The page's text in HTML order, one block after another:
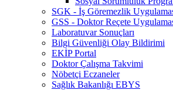
SGK - İş Göremezlik
GSS - Doktor Reçete
Laboratuvar Sonuçları
Bilgi Güvenliği Olay Bildirimi
EKİP Portal
Doktor Çalışma Takvimi
Nöbetçi Eczaneler
Sağlık Bakanlığı EBYS